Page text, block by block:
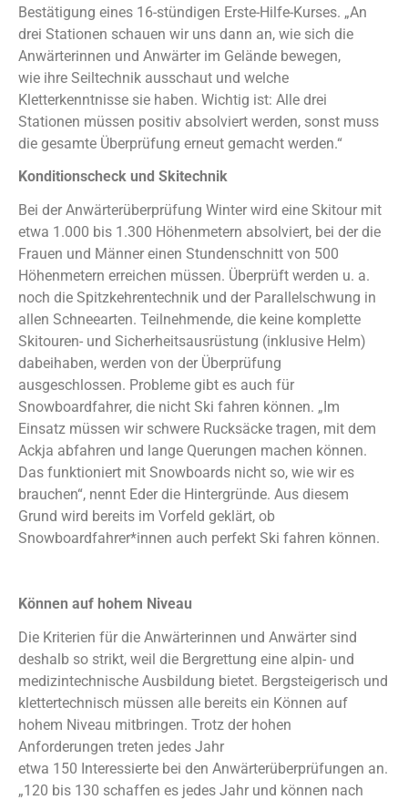
Bestätigung eines 16-stündigen Erste-Hilfe-Kurses. „An
drei Stationen schauen wir uns dann an, wie sich die
Anwärterinnen und Anwärter im Gelände bewegen,
wie ihre Seiltechnik ausschaut und welche
Kletterkenntnisse sie haben. Wichtig ist: Alle drei
Stationen müssen positiv absolviert werden, sonst muss
die gesamte Überprüfung erneut gemacht werden.“
Konditionscheck und Skitechnik
Bei der Anwärterüberprüfung Winter wird eine Skitour mit
etwa 1.000 bis 1.300 Höhenmetern absolviert, bei der die
Frauen und Männer einen Stundenschnitt von 500
Höhenmetern erreichen müssen. Überprüft werden u. a.
noch die Spitzkehrentechnik und der Parallelschwung in
allen Schneearten. Teilnehmende, die keine komplette
Skitouren- und Sicherheitsausrüstung (inklusive Helm)
dabeihaben, werden von der Überprüfung
ausgeschlossen. Probleme gibt es auch für
Snowboardfahrer, die nicht Ski fahren können. „Im
Einsatz müssen wir schwere Rucksäcke tragen, mit dem
Ackja abfahren und lange Querungen machen können.
Das funktioniert mit Snowboards nicht so, wie wir es
brauchen“, nennt Eder die Hintergründe. Aus diesem
Grund wird bereits im Vorfeld geklärt, ob
Snowboardfahrer*innen auch perfekt Ski fahren können.
Können auf hohem Niveau
Die Kriterien für die Anwärterinnen und Anwärter sind
deshalb so strikt, weil die Bergrettung eine alpin- und
medizintechnische Ausbildung bietet. Bergsteigerisch und
klettertechnisch müssen alle bereits ein Können auf
hohem Niveau mitbringen. Trotz der hohen
Anforderungen treten jedes Jahr
etwa 150 Interessierte bei den Anwärterüberprüfungen an.
„120 bis 130 schaffen es jedes Jahr und können nach